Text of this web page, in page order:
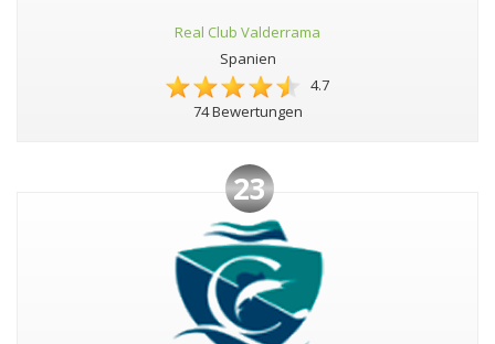
Real Club Valderrama
Spanien
4.7
74 Bewertungen
23